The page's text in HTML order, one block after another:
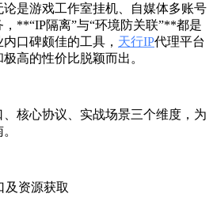
是游戏工作室挂机、自媒体多账号
**“IP隔离”与“环境防关联”**都是
口碑颇佳的工具， 天行IP代理平台
高的性价比脱颖而出。
核心协议、实战场景三个维度，为
及资源获取